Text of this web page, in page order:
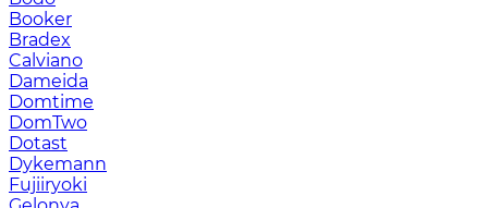
Booker
Bradex
Calviano
Dameida
Domtime
DomTwo
Dotast
Dykemann
Fujiiryoki